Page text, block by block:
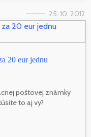
25. 10. 2012
20 eur jednu
poštovej známky
to aj vy?